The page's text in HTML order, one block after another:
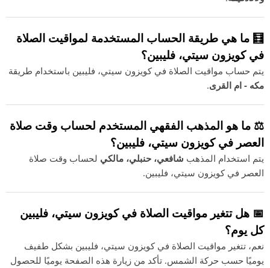
🧮 ما هي طريقة الحساب المستخدمة لمواقيت الصلاة
في كويزون سيتي، فليبين؟
يتم حساب مواقيت الصلاة في كويزون سيتي، فليبين باستخدام طريقة
مكه - ام القرى.
⚖️ ما هو المذهب الفقهي المستخدم لحساب وقت صلاة
العصر في كويزون سيتي، فليبين؟
يتم استخدام المذهب شافعي، حنبلي، مالكي لحساب وقت صلاة
العصر في كويزون سيتي، فليبين.
📅 هل تتغير مواقيت الصلاة في كويزون سيتي، فليبين
كل يوم؟
نعم، تتغير مواقيت الصلاة في كويزون سيتي، فليبين بشكل طفيف
يوميًا حسب حركة الشمس. تأكد من زيارة هذه الصفحة يوميًا للحصول